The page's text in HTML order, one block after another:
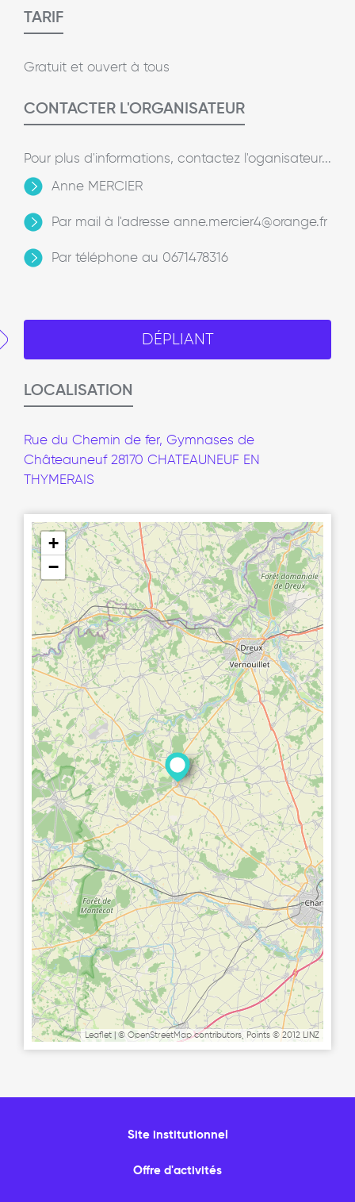
TARIF
Gratuit et ouvert à tous
CONTACTER L'ORGANISATEUR
Pour plus d'informations, contactez l'oganisateur...
Anne MERCIER
Par mail à l'adresse anne.mercier4@orange.fr
Par téléphone au 0671478316
DÉPLIANT
LOCALISATION
Rue du Chemin de fer, Gymnases de
Châteauneuf 28170 CHATEAUNEUF EN
THYMERAIS
+
−
Leaflet | © OpenStreetMapcontributors, Points © 2012 LINZ
Site institutionnel
Offre d'activités